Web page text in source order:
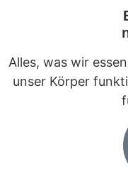
Alles, was wir
unser Körper